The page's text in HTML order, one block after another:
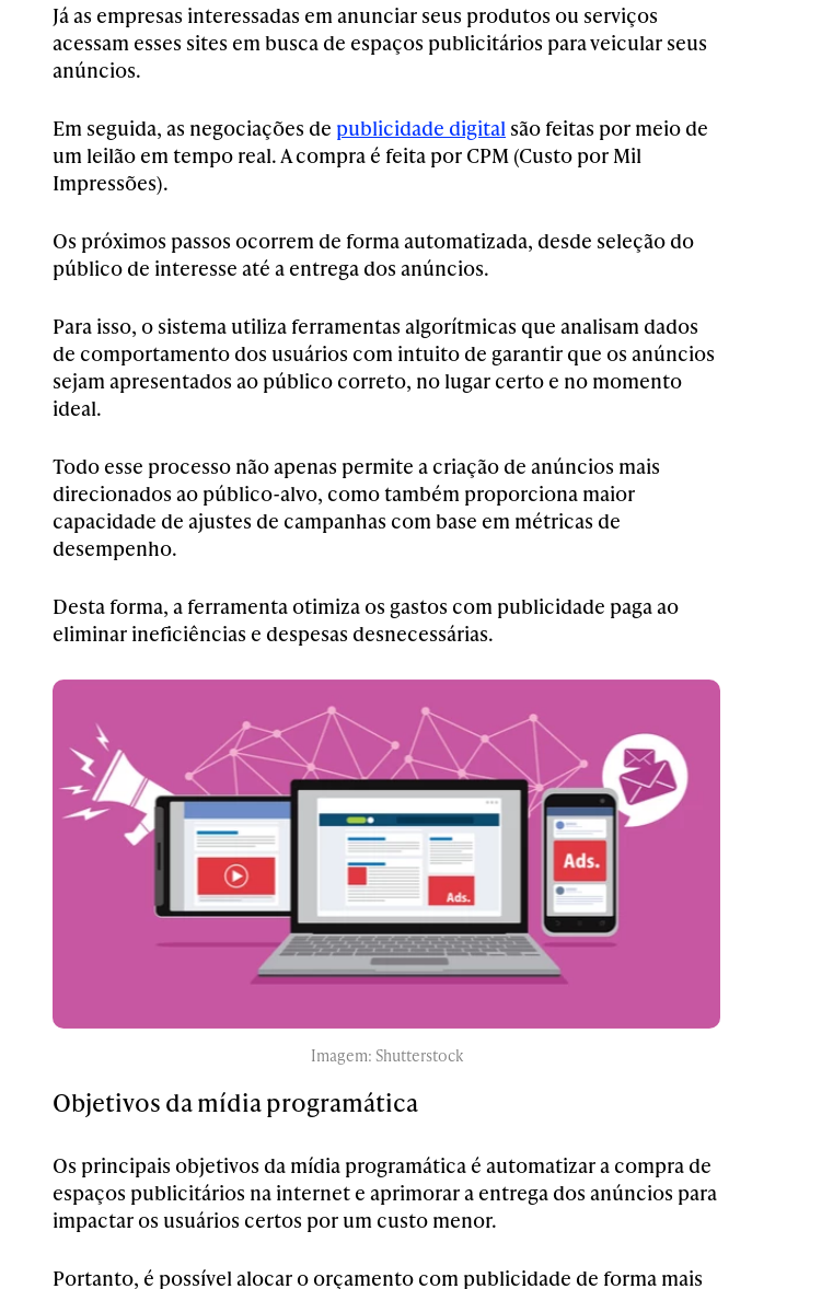
Já as empresas interessadas em anunciar seus produtos ou serviços
acessam esses sites em busca de espaços publicitários para veicular seus
anúncios.
Em seguida, as negociações de publicidade digital são feitas por meio de
um leilão em tempo real. A compra é feita por CPM (Custo por Mil
Impressões).
Os próximos passos ocorrem de forma automatizada, desde seleção do
público de interesse até a entrega dos anúncios.
Para isso, o sistema utiliza ferramentas algorítmicas que analisam dados
de comportamento dos usuários com intuito de garantir que os anúncios
sejam apresentados ao público correto, no lugar certo e no momento
ideal.
Todo esse processo não apenas permite a criação de anúncios mais
direcionados ao público-alvo, como também proporciona maior
capacidade de ajustes de campanhas com base em métricas de
desempenho.
Desta forma, a ferramenta otimiza os gastos com publicidade paga ao
eliminar ineficiências e despesas desnecessárias.
Imagem: Shutterstock
Objetivos da mídia programática
Os principais objetivos da mídia programática é automatizar a compra de
espaços publicitários na internet e aprimorar a entrega dos anúncios para
impactar os usuários certos por um custo menor.
Portanto, é possível alocar o orçamento com publicidade de forma mais